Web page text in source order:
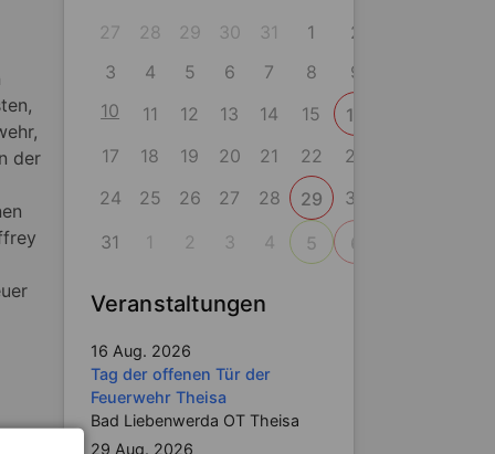
der
27
28 29 30 31 1
2
3
4 5 6 7 8
9
10
11 12 13 14 15
16
17
18 19 20 21 22
23
24
25 26 27 28 29
30
31
1 2 3 4 5 6
Veranstaltungen
16 Aug. 2026
Tag der offenen Tür der
Feuerwehr Theisa
Bad Liebenwerda OT Theisa
29 Aug. 2026